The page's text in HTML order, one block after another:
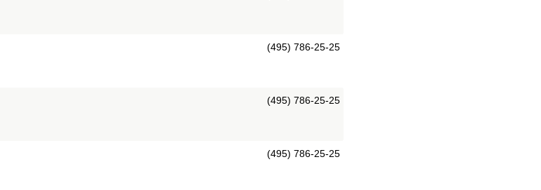
(495) 786-25-25
(495) 786-25-25
(495) 786-25-25